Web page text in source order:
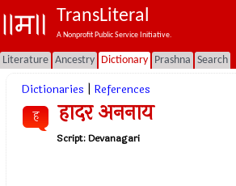
TransLiteral
A Nonprofit Public Service Initiative.
Literature Ancestry Dictionary Prashna Search
Dictionaries References
ह हादर अननाय
Script:Devanagari